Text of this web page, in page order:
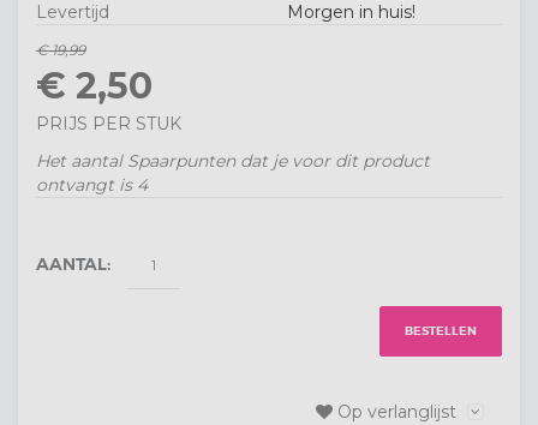
Levertijd
Morgen in huis!
€ 19,99
€ 2,50
PRIJS PER STUK
Het aantal Spaarpunten dat je voor dit product
ontvangt is 4
AANTAL:
BESTELLEN
Op verlanglijst